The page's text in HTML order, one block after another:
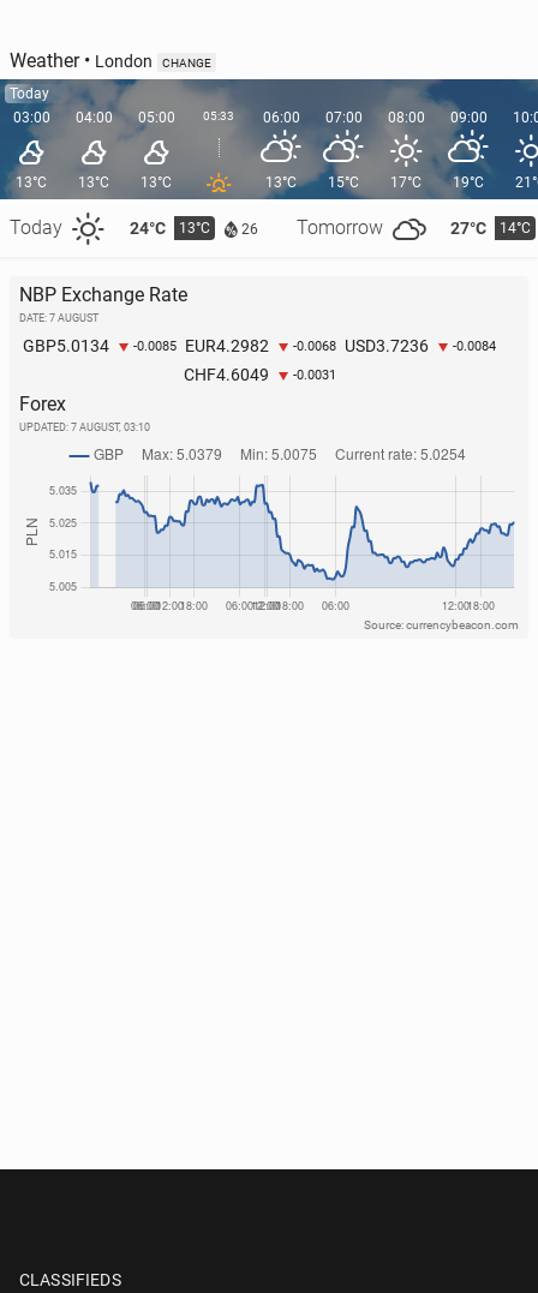
Weather• London CHANGE
Today
03:00
13°C
Today 24°C 13°C 26 Tomorrow 27°C 14°C
04:00
13°C
05:00
13°C
05:33 06:00
13°C
07:00
15°C
08:00
17°C
09:00
19°C
NBP Exchange Rate
DATE: 7 AUGUST
GBP5.0134 -0.0085 EUR4.2982 -0.0068 USD3.7236 -0.0084
CHF4.6049 -0.0031
Forex
UPDATED: 7 AUGUST, 03:10
Source: currencybeacon.com
CLASSIFIEDS